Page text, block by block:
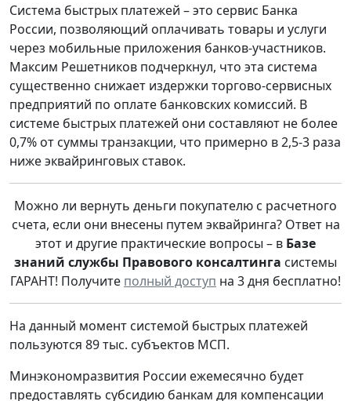
Система быстрых платежей – это сервис Банка
России, позволяющий оплачивать товары и услуги
через мобильные приложения банков-участников.
Максим Решетников подчеркнул, что эта система
существенно снижает издержки торгово-сервисных
предприятий по оплате банковских комиссий. В
системе быстрых платежей они составляют не более
0,7% от суммы транзакции, что примерно в 2,5-3 раза
ниже эквайринговых ставок.
Можно ли вернуть деньги покупателю с расчетного
счета, если они внесены путем эквайринга? Ответ на
этот и другие практические вопросы – в Базе
знаний службы Правового консалтинга системы
ГАРАНТ! Получите полный доступ на 3 дня бесплатно!
На данный момент системой быстрых платежей
пользуются 89 тыс. субъектов МСП.
Минэкономразвития России ежемесячно будет
предоставлять субсидию банкам для компенсации